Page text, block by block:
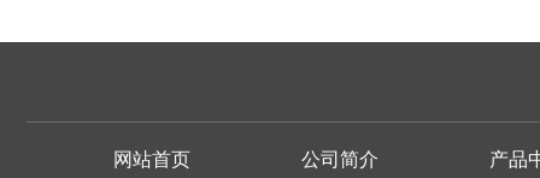
网站首页 公司简介 产品